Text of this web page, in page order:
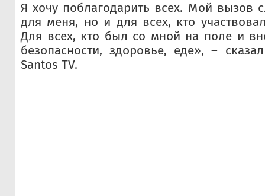
Я хочу поблагодарить всех. Мой вызов
для меня, но и для всех, кто
Для всех, кто был со мной на поле и
безопасности, здоровье, еде», –
Santos TV.